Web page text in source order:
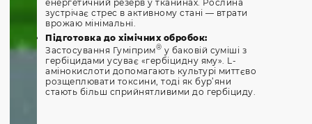
енергетичний резерв у тканинах. Рослина
зустрічає стрес в активному стані — втрати
врожаю мінімальні.
Підготовка до хімічних обробок:
Застосування Гуміприм® у баковій суміші з
гербіцидами усуває «гербіцидну яму». L-
амінокислоти допомагають культурі миттєво
розщеплювати токсини, тоді як бур’яни
стають більш сприйнятливими до гербіциду.